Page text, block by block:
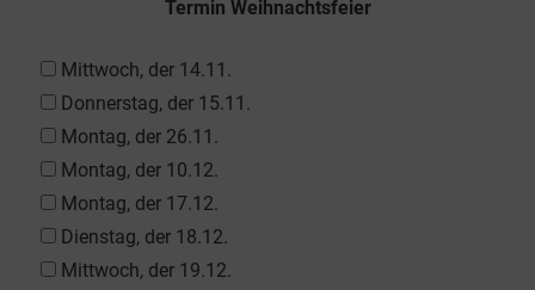
Termin Weihnachtsfeier
Mittwoch, der 14.11.
Donnerstag, der 15.11.
Montag, der 26.11.
Montag, der 10.12.
Montag, der 17.12.
Dienstag, der 18.12.
Mittwoch, der 19.12.